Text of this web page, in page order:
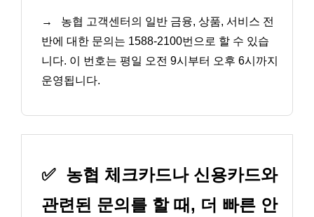
→
농협 고객센터의 일반 금융, 상품, 서비스 전
반에 대한 문의는 1588-2100번으로 할 수 있습
니다. 이 번호는 평일 오전 9시부터 오후 6시까지
운영됩니다.
✅ 농협 체크카드나 신용카드와
관련된 문의를 할 때, 더 빠른 안